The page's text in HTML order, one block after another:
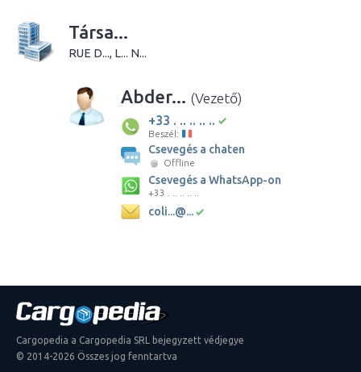
Társa...
RUE D..., L... N...
Abder... (Vezető)
+33 . .. .. .. ..
Beszél:
Csevegés a chaten
Offline
Csevegés a WhatsApp-on
+33 . .. .. .. ..
coli...@...
Cargopedia a Cargopedia SRL bejegyzett védjegye
© 2014-2026 Összes jog fenntartva